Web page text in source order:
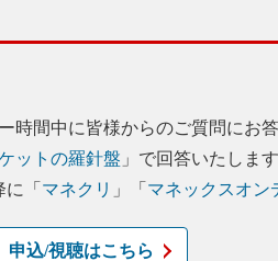
間中に皆様からのご質問にお
ットの羅針盤 」で回答いたしま
「 マネクリ 」「 マネックスオン
申込/視聴はこちら